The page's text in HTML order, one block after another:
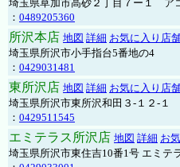
埼玉県草加市高砂２丁目７ー１ ア
： 0489205360
所沢本店 地図 詳細 お気に入り店
埼玉県所沢市小手指台5番地の4
： 0429031481
東所沢店 地図 詳細 お気に入り店
埼玉県所沢市東所沢和田３-１２-１
： 0429511545
エミテラス所沢店 地図 詳細 お
埼玉県所沢市東住吉10番1号 エミテ